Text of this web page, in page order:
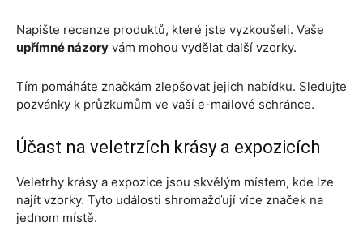
Napište recenze produktů, které jste vyzkoušeli. Vaše
upřímné názory vám mohou vydělat další vzorky.
Tím pomáháte značkám zlepšovat jejich nabídku. Sledujte
pozvánky k průzkumům ve vaší e-mailové schránce.
Účast na veletrzích krásy a expozicích
Veletrhy krásy a expozice jsou skvělým místem, kde lze
najít vzorky. Tyto události shromažďují více značek na
jednom místě.